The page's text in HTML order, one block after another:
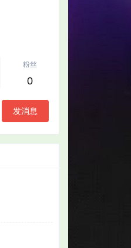
粉丝
0
发消息